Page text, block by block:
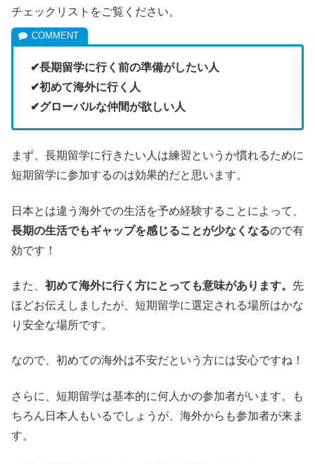
チェックリストをご覧ください。
✔長期留学に行く前の準備がしたい人
✔初めて海外に行く人
✔グローバルな仲間が欲しい人
まず、長期留学に行きたい人は練習というか慣れるために
短期留学に参加するのは効果的だと思います。
日本とは違う海外での生活を予め経験することによって、
長期の生活でもギャップを感じることが少なくなるので有
効です！
また、 初めて海外に行く方にとっても意味があります。 先
ほどお伝えしましたが、短期留学に選定される場所はかな
り安全な場所です。
なので、初めての海外は不安だという方には安心ですね！
さらに、短期留学は基本的に何人かの参加者がいます。も
ちろん日本人もいるでしょうが、海外からも参加者が来ま
す。